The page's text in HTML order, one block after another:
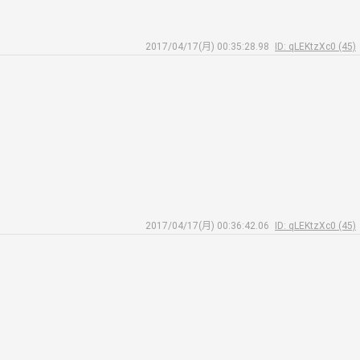
2017/04/17(月) 00:35:28.98 ID: qLEKtzXc0 (45)
2017/04/17(月) 00:36:42.06 ID: qLEKtzXc0 (45)